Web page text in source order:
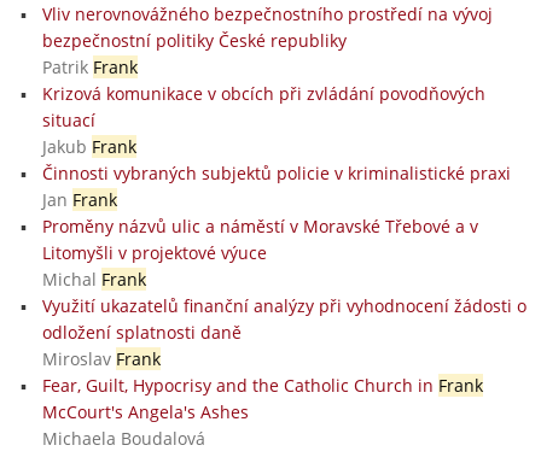
Vliv nerovnovážného bezpečnostního prostředí na vývoj
bezpečnostní politiky České republiky
Patrik Frank
Krizová komunikace v obcích při zvládání povodňových
situací
Jakub Frank
Činnosti vybraných subjektů policie v kriminalistické praxi
Jan Frank
Proměny názvů ulic a náměstí v Moravské Třebové a v
Litomyšli v projektové výuce
Michal Frank
Využití ukazatelů finanční analýzy při vyhodnocení žádosti o
odložení splatnosti daně
Miroslav Frank
Fear, Guilt, Hypocrisy and the Catholic Church in Frank
McCourt's Angela's Ashes
Michaela Boudalová